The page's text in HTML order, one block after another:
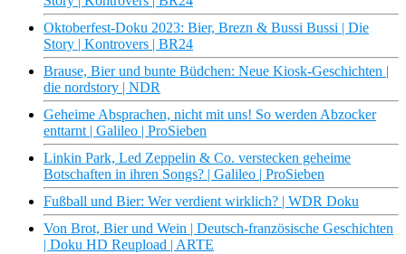
Oktoberfest-Doku 2023: Bier, Brezn & Bussi Bussi | Die
Story | Kontrovers | BR24
Brause, Bier und bunte Büdchen: Neue Kiosk-Geschichten |
die nordstory | NDR
Geheime Absprachen, nicht mit uns! So werden Abzocker
enttarnt | Galileo | ProSieben
Linkin Park, Led Zeppelin & Co. verstecken geheime
Botschaften in ihren Songs? | Galileo | ProSieben
Fußball und Bier: Wer verdient wirklich? | WDR Doku
Von Brot, Bier und Wein | Deutsch-französische Geschichten
| Doku HD Reupload | ARTE